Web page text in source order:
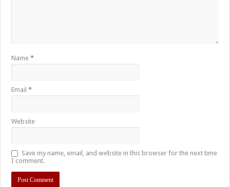
Name*
Email*
Website
Save my name, email, and website in this browser for the next time
I comment.